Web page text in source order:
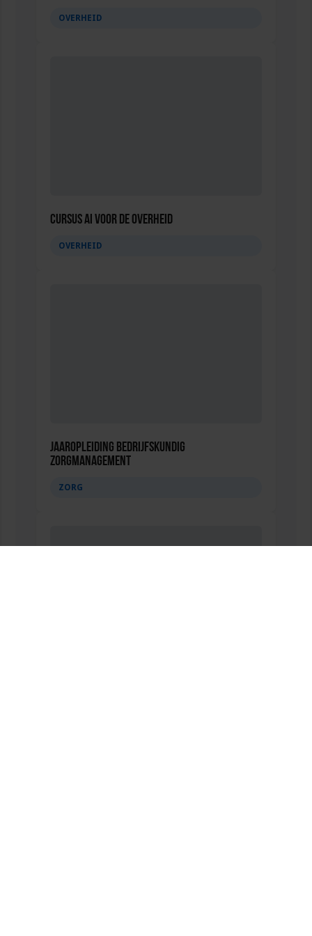
OVERHEID
Cursus AI voor de overheid
OVERHEID
Jaaropleiding Bedrijfskundig
Zorgmanagement
ZORG